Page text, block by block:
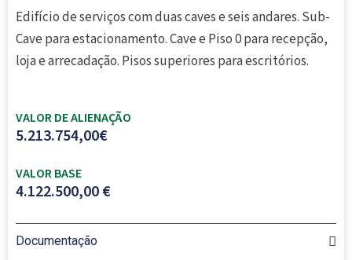
Edifício de serviços com duas caves e seis andares. Sub-
Cave para estacionamento. Cave e Piso 0 para recepção,
loja e arrecadação. Pisos superiores para escritórios.
VALOR DE ALIENAÇÃO
5.213.754,00€
VALOR BASE
4.122.500,00 €
Documentação